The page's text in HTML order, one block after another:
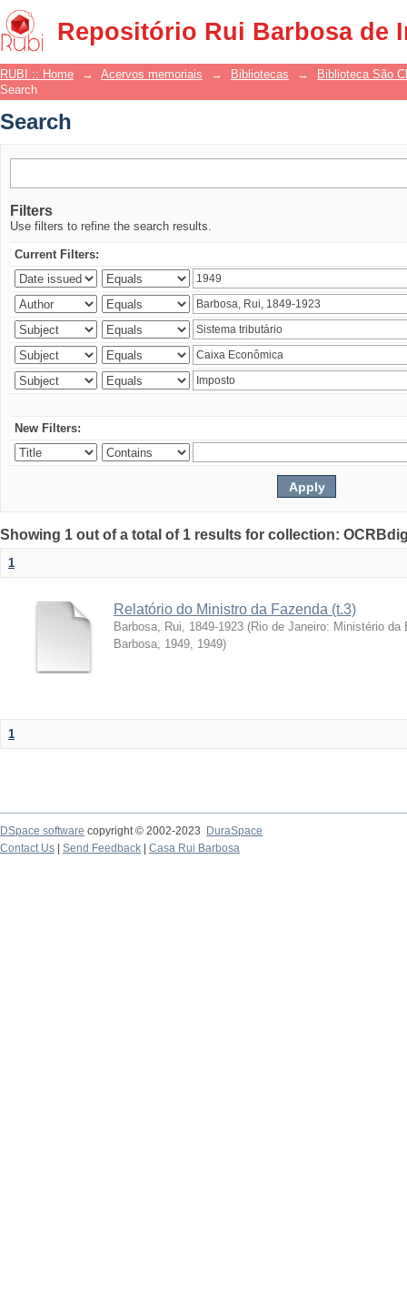
Repositório Rui Barbosa de
Search
RUBI :: Home → Acervos memoriais → Bibliotecas →
Biblioteca São
Search
Search
Filters
Use filters to refine the search results.
Current Filters:
New Filters:
Showing 1 out of a total of 1 results for collection:
1
Relatório do Ministro da Fazenda (t.3)
Barbosa, Rui, 1849-1923 (Rio de Janeiro: Ministério
Barbosa, 1949, 1949)
1
DSpace software copyright © 2002-2023
DuraSpace
Contact Us
Send Feedback Casa Rui Barbosa